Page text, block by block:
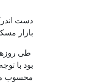
دست
بازار
بود با